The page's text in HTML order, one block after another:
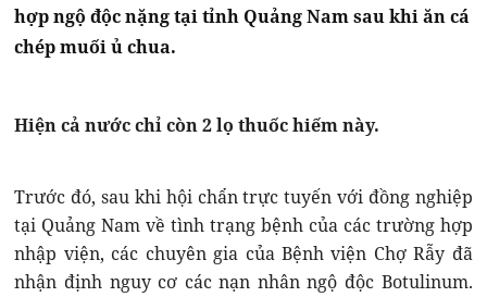
hợp ngộ độc nặng tại tỉnh Quảng Nam sau khi ăn cá
chép muối ủ chua.
Hiện cả nước chỉ còn 2 lọ thuốc hiếm này.
Trước đó, sau khi hội chẩn trực tuyến với đồng nghiệp
tại Quảng Nam về tình trạng bệnh của các trường hợp
nhập viện, các chuyên gia của Bệnh viện Chợ Rẫy đã
nhận định nguy cơ các nạn nhân ngộ độc Botulinum.